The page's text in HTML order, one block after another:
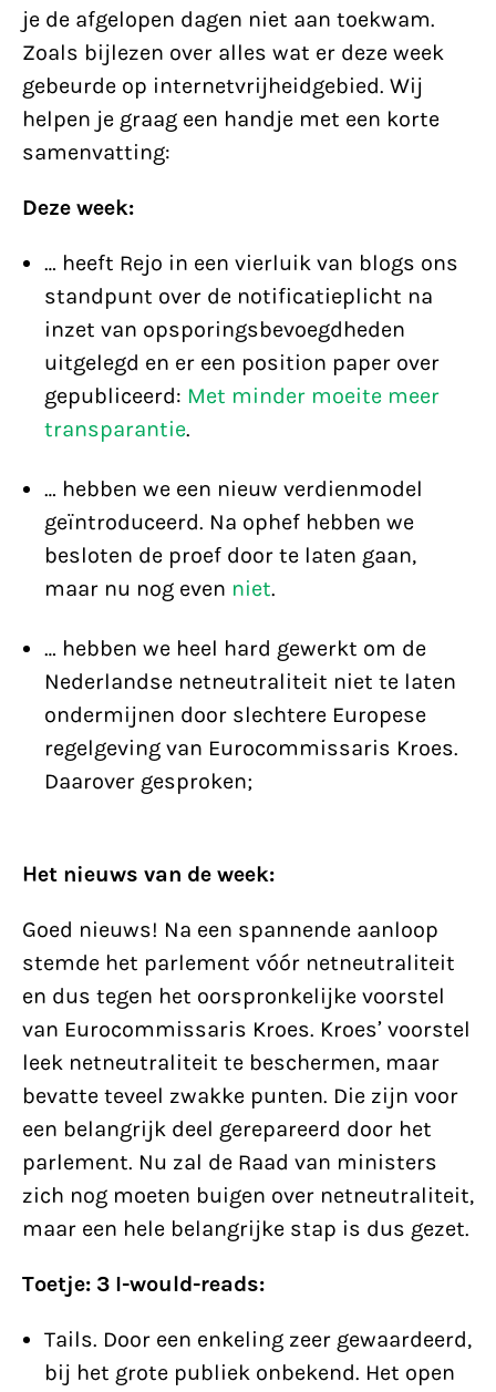
je de afgelopen dagen niet aan toekwam.
Zoals bijlezen over alles wat er deze week
gebeurde op internetvrijheidgebied. Wij
helpen je graag een handje met een korte
samenvatting:
Deze week:
… heeft Rejo in een vierluik van blogs ons
standpunt over de notificatieplicht na
inzet van opsporingsbevoegdheden
uitgelegd en er een position paper over
gepubliceerd: Met minder moeite meer
transparantie.
… hebben we een nieuw verdienmodel
geïntroduceerd. Na ophef hebben we
besloten de proef door te laten gaan,
maar nu nog even niet.
… hebben we heel hard gewerkt om de
Nederlandse netneutraliteit niet te laten
ondermijnen door slechtere Europese
regelgeving van Eurocommissaris Kroes.
Daarover gesproken;
Het nieuws van de week:
Goed nieuws! Na een spannende aanloop
stemde het parlement vóór netneutraliteit
en dus tegen het oorspronkelijke voorstel
van Eurocommissaris Kroes. Kroes’ voorstel
leek netneutraliteit te beschermen, maar
bevatte teveel zwakke punten. Die zijn voor
een belangrijk deel gerepareerd door het
parlement. Nu zal de Raad van ministers
zich nog moeten buigen over netneutraliteit,
maar een hele belangrijke stap is dus gezet.
Toetje: 3 I-would-reads:
Tails. Door een enkeling zeer gewaardeerd,
bij het grote publiek onbekend. Het open